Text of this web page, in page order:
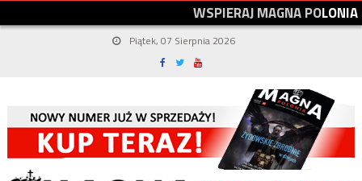
WSPIERAJMAGNAPOLONIA
Piątek, 07 Sierpnia 2026